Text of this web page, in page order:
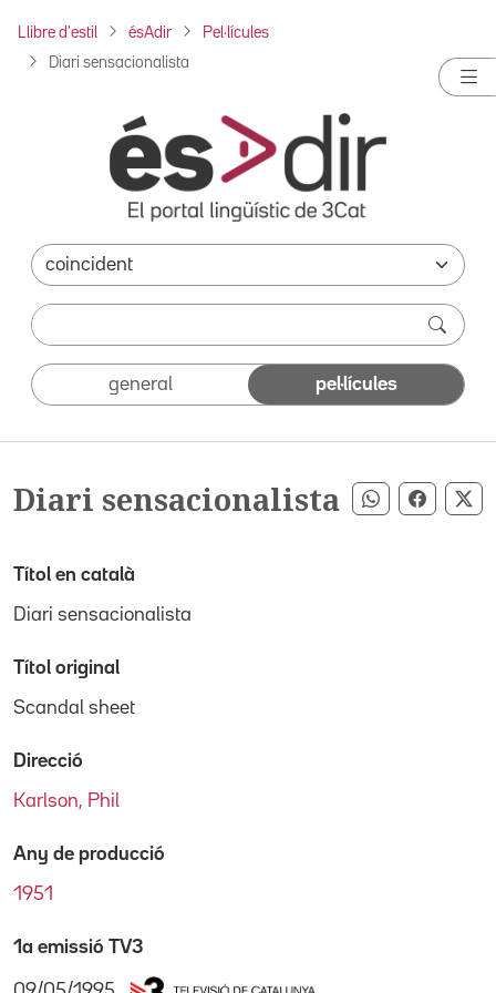
Llibre d'estil ésAdir Pel·lícules
Diari sensacionalista
general pel·lícules
Diari sensacionalista Compartir
Títol en català
Diari sensacionalista
Títol original
Scandal sheet
Direcció
Karlson, Phil
Any de producció
1951
1a emissió TV3